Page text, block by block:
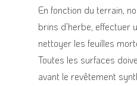
En fonction du terrain,
brins d’herbe, effectuer
nettoyer les feuilles
Toutes les surfaces
avant le revêtement